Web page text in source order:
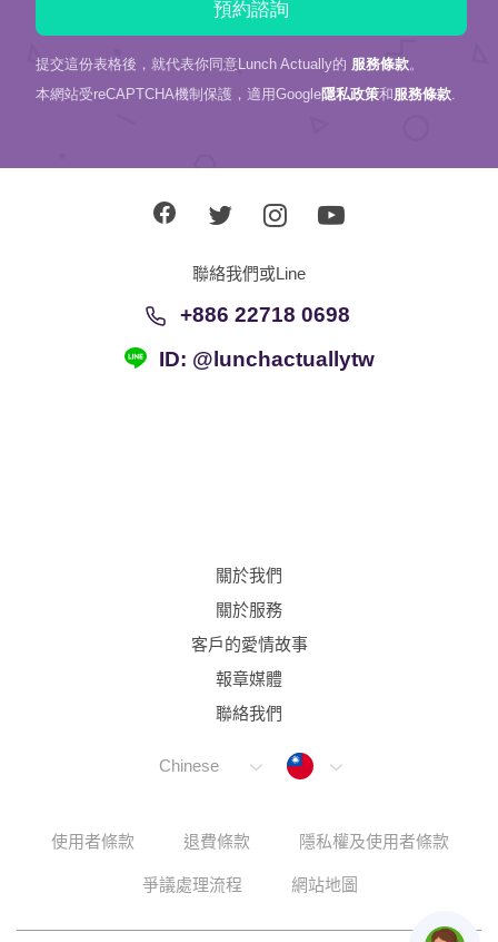
提交這份表格後，就代表你同意Lunch Actually的 服務條款。
本網站受reCAPTCHA機制保護，適用Google隱私政策和服務條款.
聯絡我們或Line
+886 22718 0698
ID: @lunchactuallytw
關於我們
關於服務
客戶的愛情故事
報章媒體
聯絡我們
Chinese Taiwan
使用者條款 退費條款 隱私權及使用者條款
爭議處理流程 網站地圖